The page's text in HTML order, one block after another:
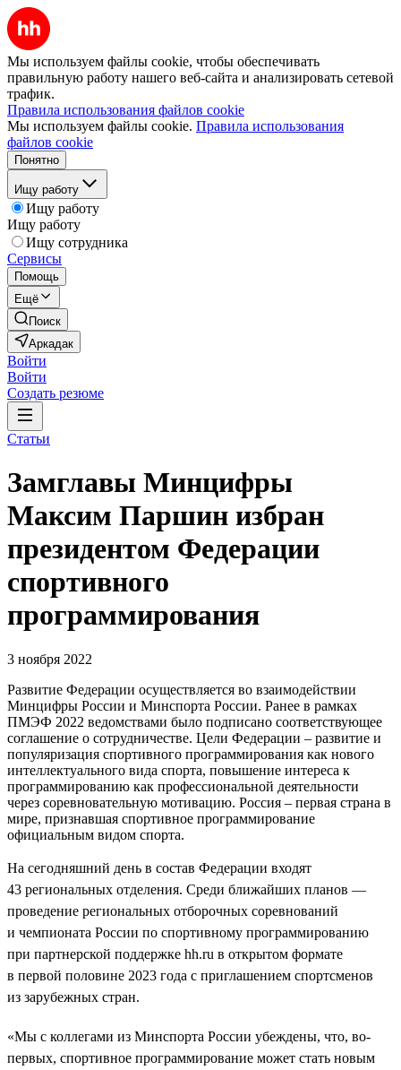
Мы используем файлы cookie, чтобы обеспечивать
правильную работу нашего веб-сайта и анализировать сетевой
трафик.
Правила использования файлов cookie
Мы используем файлы cookie. Правила использования
файлов cookie
Понятно
Ищу работу
Ищу работу
Ищу работу
Ищу сотрудника
Сервисы
Помощь
Ещё
Поиск
Аркадак
Войти
Войти
Создать резюме
Статьи
Замглавы Минцифры
Максим Паршин избран
президентом Федерации
спортивного
программирования
3 ноября 2022
Развитие Федерации осуществляется во взаимодействии
Минцифры России и Минспорта России. Ранее в рамках
ПМЭФ 2022 ведомствами было подписано соответствующее
соглашение о сотрудничестве. Цели Федерации – развитие и
популяризация спортивного программирования как нового
интеллектуального вида спорта, повышение интереса к
программированию как профессиональной деятельности
через соревновательную мотивацию. Россия – первая страна в
мире, признавшая спортивное программирование
официальным видом спорта.
На сегодняшний день в состав Федерации входят
43 региональных отделения. Среди ближайших планов —
проведение региональных отборочных соревнований
и чемпионата России по спортивному программированию
при партнерской поддержке hh.ru в открытом формате
в первой половине 2023 года с приглашением спортсменов
из зарубежных стран.
«Мы с коллегами из Минспорта России убеждены, что, во-
первых, спортивное программирование может стать новым